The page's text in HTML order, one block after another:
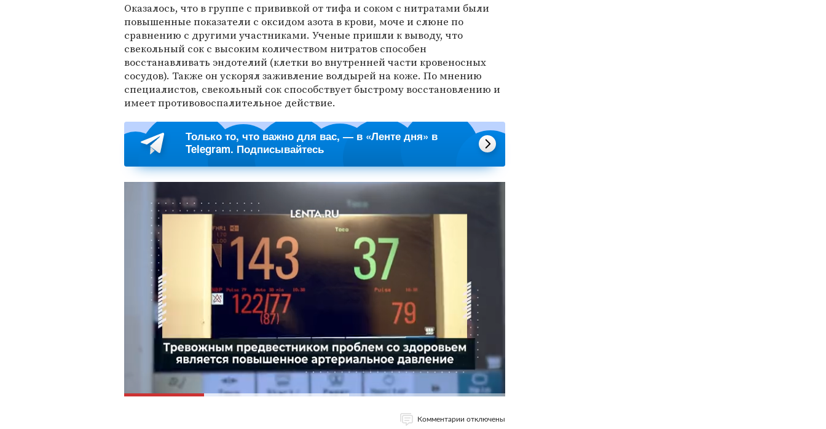
Оказалось, что в группе с прививкой от тифа и соком с нитратами были
повышенные показатели с оксидом азота в крови, моче и слюне по
сравнению с другими участниками. Ученые пришли к выводу, что
свекольный сок с высоким количеством нитратов способен
восстанавливать эндотелий (клетки во внутренней части кровеносных
сосудов). Также он ускорял заживление волдырей на коже. По мнению
специалистов, свекольный сок способствует быстрому восстановлению и
имеет противовоспалительное действие.
Только то, что важно для вас, — в «Ленте дня» в
Telegram. Подписывайтесь
Комментарии отключены